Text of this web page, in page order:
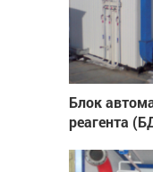
Блок
реагента